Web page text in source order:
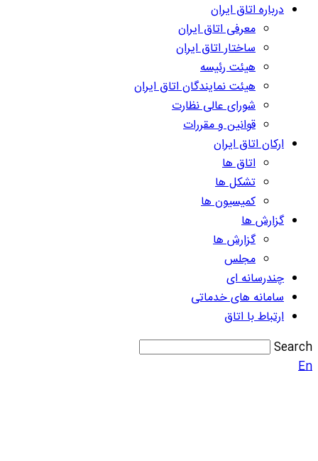
درباره اتاق ایران
معرفی اتاق ایران
ساختار اتاق ایران
هیئت رئیسه
هیئت نمایندگان اتاق ایران
شورای عالی نظارت
قوانین و مقررات
ارکان اتاق ایران
اتاق ها
تشکل ها
کمیسیون ها
گزارش ها
گزارش ها
مجلس
چندرسانه ای
سامانه های خدماتی
ارتباط با اتاق
Search
En